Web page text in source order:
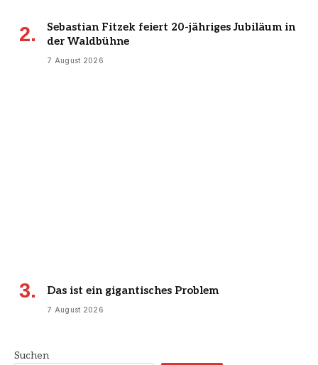
Sebastian Fitzek feiert 20-jähriges Jubiläum in
der Waldbühne
7 August 2026
Das ist ein gigantisches Problem
7 August 2026
Suchen